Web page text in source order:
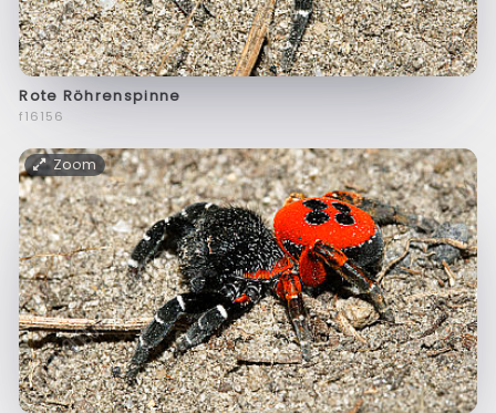
Rote Röhrenspinne
f16156
Zoom